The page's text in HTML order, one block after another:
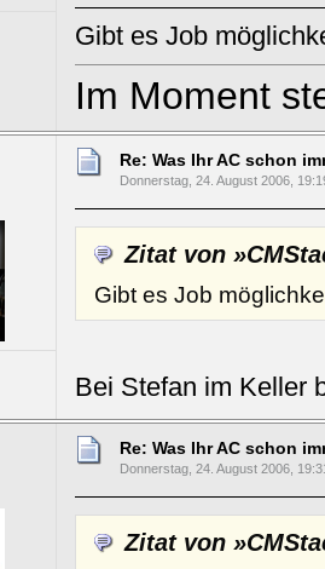
Gibt es Job
Im Moment
Re: Was Ihr AC schon
Donnerstag, 24. August 2006,
Zitat von
Gibt es Job
Bei Stefan im Keller
Re: Was Ihr AC schon
Donnerstag, 24. August 2006,
Zitat von